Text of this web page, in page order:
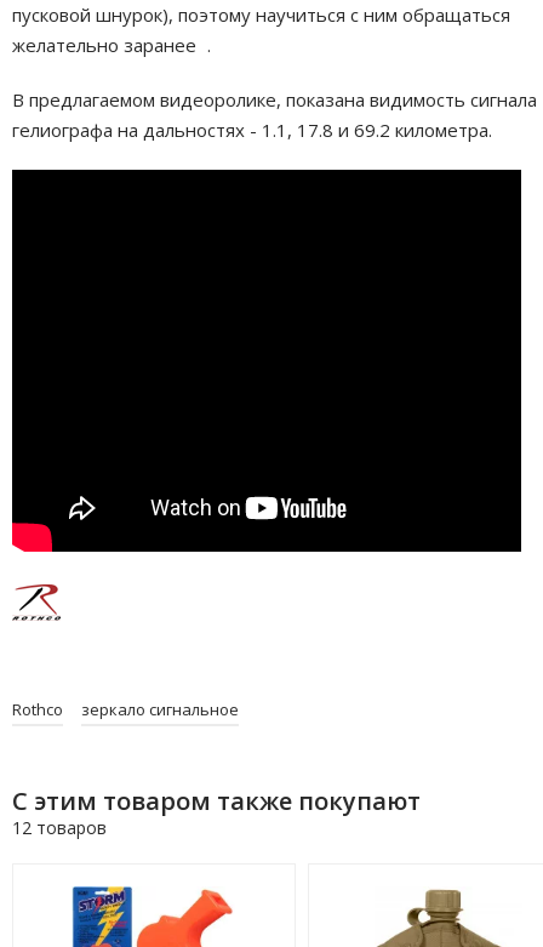
пусковой шнурок), поэтому научиться с ним обращаться
желательно заранее .
В предлагаемом видеоролике, показана видимость сигнала
гелиографа на дальностях - 1.1, 17.8 и 69.2 километра.
Rothco зеркало сигнальное
С этим товаром также покупают
12 товаров